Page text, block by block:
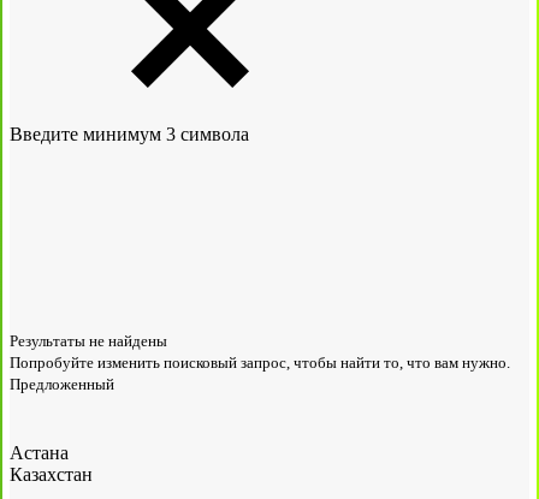
Введите минимум 3 символа
Результаты не найдены
Попробуйте изменить поисковый запрос, чтобы найти то, что вам нужно.
Предложенный
Астана
Казахстан